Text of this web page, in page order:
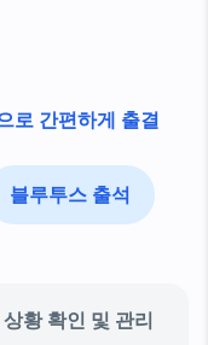
로 간편하게 출결
블루투스 출석
황 확인 및 관리